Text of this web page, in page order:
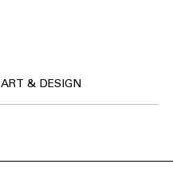
ART & DESIGN